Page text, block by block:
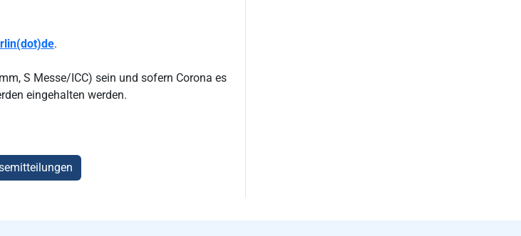
.
S Messe/ICC) sein und sofern Corona es
eingehalten werden.